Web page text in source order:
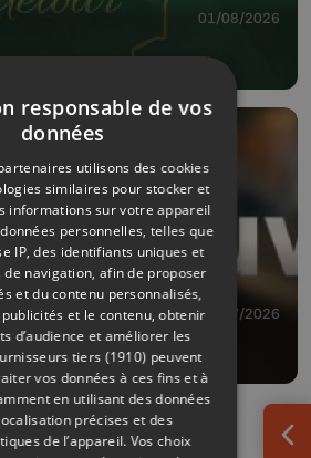
01/08/2026
28/07/2026
responsable de vos
données
utilisons des cookies
similaires pour stocker et
informations sur votre appareil
personnelles, telles que
IP, des identifiants uniques et
de navigation, afin de proposer
et du contenu personnalisés,
et le contenu, obtenir
d’audience et améliorer les
tiers (1910) peuvent
vos données à ces fins et à
en utilisant des données
précises et des
de l’appareil. Vos choix